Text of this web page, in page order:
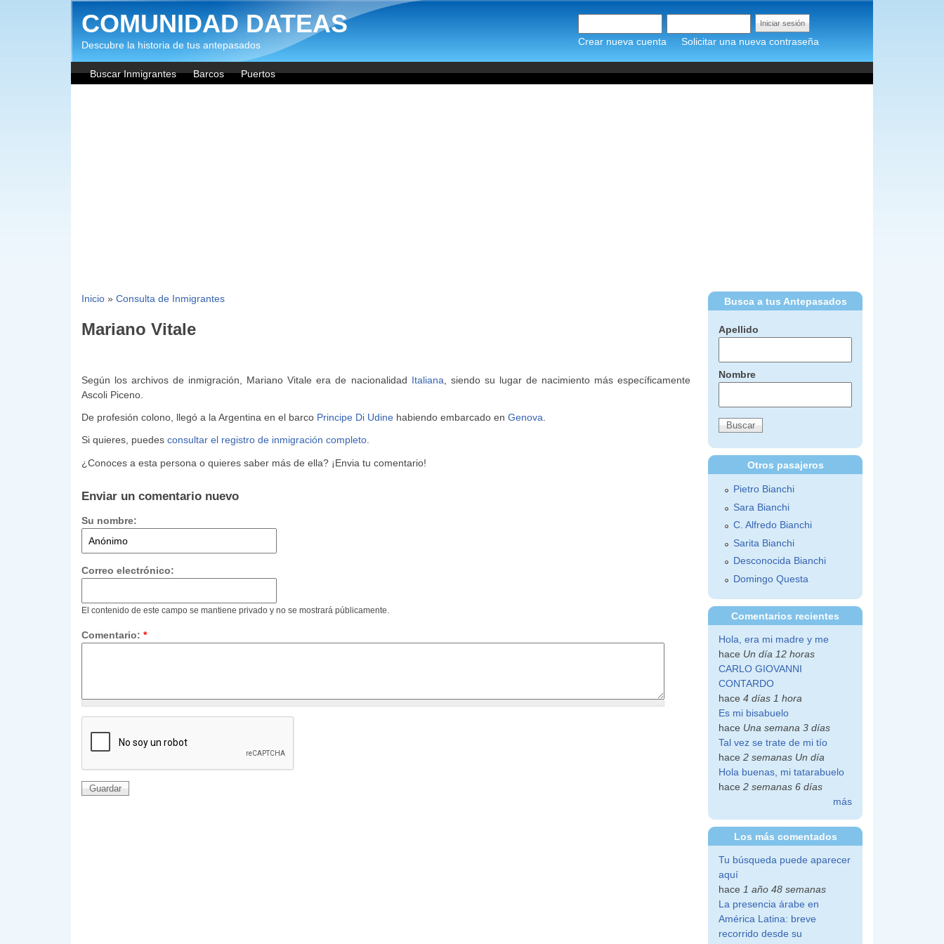
Pasar al contenido principal
Crear nueva cuenta Solicitar una nueva contraseña
COMUNIDAD DATEAS
Descubre la historia de tus antepasados
Buscar Inmigrantes Barcos Puertos
Inicio» Consulta de Inmigrantes
Mariano Vitale
Según los archivos de inmigración, Mariano Vitale era de nacionalidad Italiana , siendo su lugar de nacimiento más específicamente
Ascoli Piceno.
De profesión colono, llegó a la Argentina en el barco Principe Di Udinehabiendo embarcado en Genova.
Si quieres, puedes consultar el registro de inmigración completo.
¿Conoces a esta persona o quieres saber más de ella? ¡Envia tu comentario!
Enviar un comentario nuevo
Su nombre:
Correo electrónico:
El contenido de este campo se mantiene privado y no se mostrará públicamente.
Comentario: *
Busca a tus Antepasados
Apellido
Nombre
Otros pasajeros
Pietro Bianchi
Sara Bianchi
C. Alfredo Bianchi
Sarita Bianchi
Desconocida Bianchi
Domingo Questa
Comentarios recientes
Hola, era mi madre y me
hace Un día 12 horas
CARLO GIOVANNI
CONTARDO
hace4 días 1 hora
Es mi bisabuelo
hace Una semana 3 días
Tal vez se trate de mi tío
hace2 semanas Un día
Hola buenas, mi tatarabuelo
hace2 semanas 6 días
más
Los más comentados
Tu búsqueda puede aparecer
aquí
hace 1 año 48 semanas
La presencia árabe en
América Latina: breve
recorrido desde su